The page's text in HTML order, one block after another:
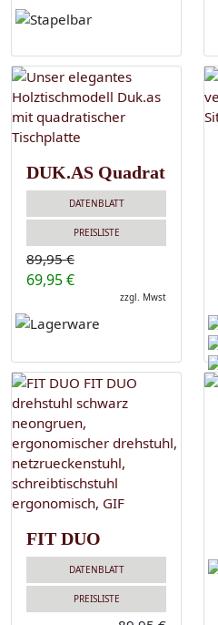
DUK.AS Quadrat
DATENBLATT
PREISLISTE
89,95 €
69,95 €
zzgl. Mwst
FIT DUO
DATENBLATT
PREISLISTE